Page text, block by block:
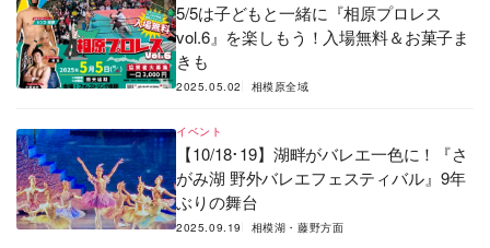
5/5は子どもと一緒に『相原プロレス
vol.6』を楽しもう！入場無料＆お菓子ま
きも
2025.05.02 相模原全域
イベント
【10/18･19】湖畔がバレエ一色に！『さ
がみ湖 野外バレエフェスティバル』9年
ぶりの舞台
2025.09.19 相模湖・藤野方面